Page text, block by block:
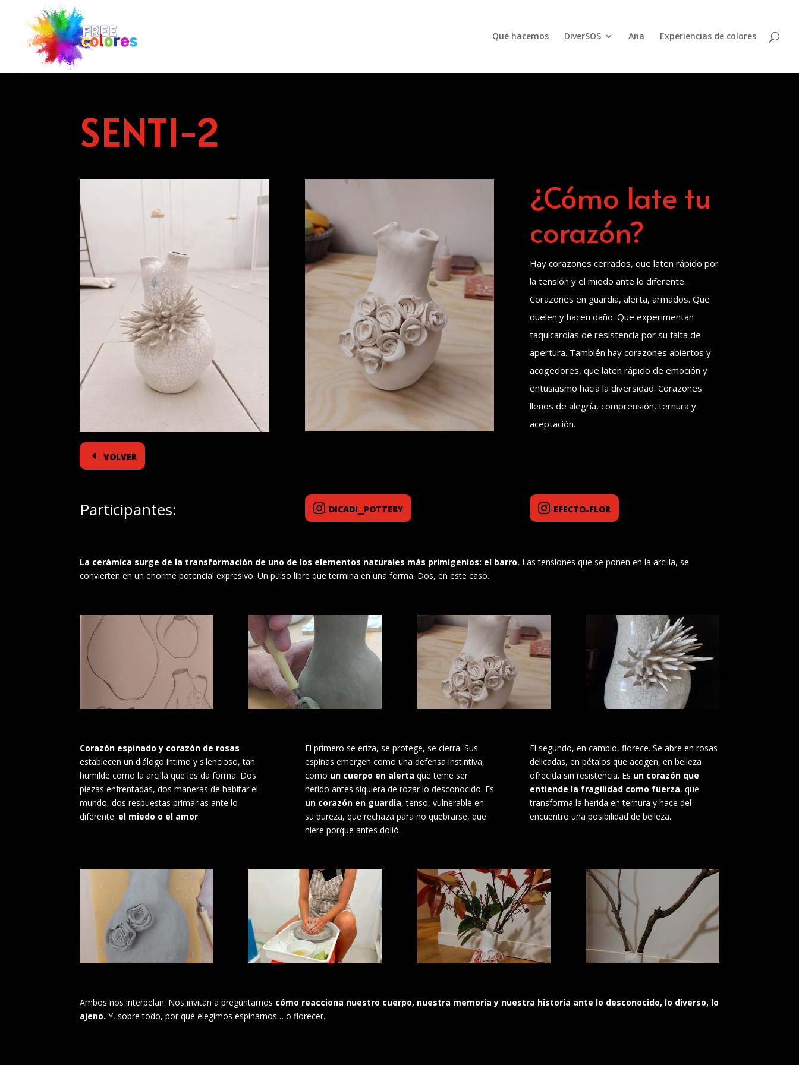
Qué hacemos DiverSOS Ana Experiencias de colores
SENTI-2
volver
¿Cómo late tu
corazón?
Hay corazones cerrados, que laten rápido por
la tensión y el miedo ante lo diferente.
Corazones en guardia, alerta, armados. Que
duelen y hacen daño. Que experimentan
taquicardias de resistencia por su falta de
apertura. También hay corazones abiertos y
acogedores, que laten rápido de emoción y
entusiasmo hacia la diversidad. Corazones
llenos de alegría, comprensión, ternura y
aceptación.
Participantes: dicadi_pottery efecto.flor
La cerámica surge de la transformación de uno de los elementos naturales más primigenios: el barro. Las tensiones que se ponen en la arcilla, se
convierten en un enorme potencial expresivo. Un pulso libre que termina en una forma. Dos, en este caso.
Corazón espinado y corazón de rosas
establecen un diálogo íntimo y silencioso, tan
humilde como la arcilla que les da forma. Dos
piezas enfrentadas, dos maneras de habitar el
mundo, dos respuestas primarias ante lo
diferente: el miedo o el amor.
El primero se eriza, se protege, se cierra. Sus
espinas emergen como una defensa instintiva,
como un cuerpo en alerta que teme ser
herido antes siquiera de rozar lo desconocido. Es
un corazón en guardia, tenso, vulnerable en
su dureza, que rechaza para no quebrarse, que
hiere porque antes dolió.
El segundo, en cambio, florece. Se abre en rosas
delicadas, en pétalos que acogen, en belleza
ofrecida sin resistencia. Es un corazón que
entiende la fragilidad como fuerza, que
transforma la herida en ternura y hace del
encuentro una posibilidad de belleza.
Ambos nos interpelan. Nos invitan a preguntarnos cómo reacciona nuestro cuerpo, nuestra memoria y nuestra historia ante lo desconocido, lo diverso, lo
ajeno.Y, sobre todo, por qué elegimos espinarnos… o florecer.